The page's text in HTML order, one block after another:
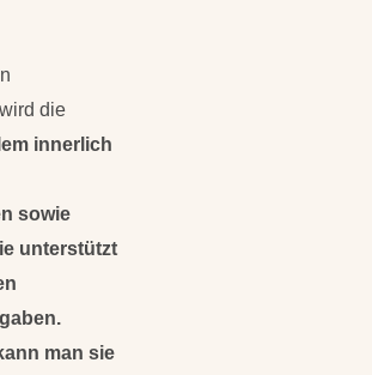
die
innerlich
sowie
unterstützt
man sie